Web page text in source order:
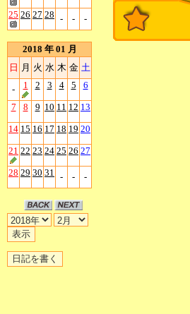
25 26 27 28 - - -
2018 年 01 月
日 月 火 水 木 金 土
- 1 2 3 4 5 6
7 8 9 10 11 12 13
14 15 16 17 18 19 20
21 22 23 24 25 26 27
28 29 30 31 - - -